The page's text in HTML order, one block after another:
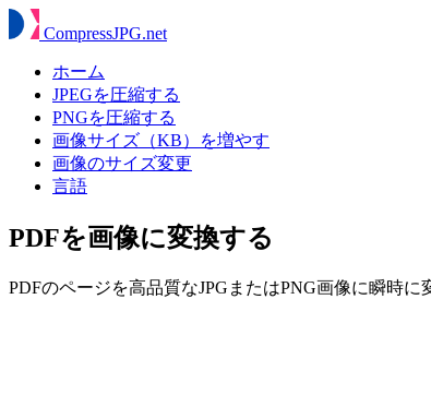
CompressJPG.net
ホーム
JPEGを圧縮する
PNGを圧縮する
画像サイズ（KB）を増やす
画像のサイズ変更
言語
PDFを画像に変換する
PDFのページを高品質なJPGまたはPNG画像に瞬時に